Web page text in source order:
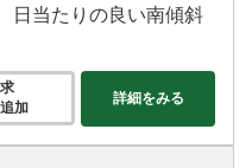
日当たりの良い南傾斜
加
詳細をみる